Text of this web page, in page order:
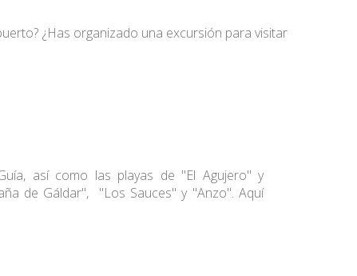
¿Has organizado una excursión para visitar
así como las playas de "El Agujero" y
de Gáldar", "Los Sauces" y "Anzo". Aquí